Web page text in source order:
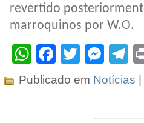
revertido
marroquinos por W.O.
WhatsApp
Facebook
Twitter
Publicado em Notícias